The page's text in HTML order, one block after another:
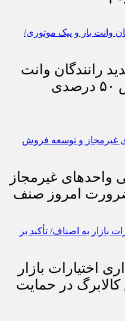
رانندگان وانت
بار و پیک موتوری/ کاهش ۵۰ درصدی
واحدهای غیرمجاز
امروز صنف
اختیارات بازار
در حمایت